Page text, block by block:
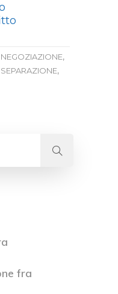
NEGOZIAZIONE,
SEPARAZIONE,
fra